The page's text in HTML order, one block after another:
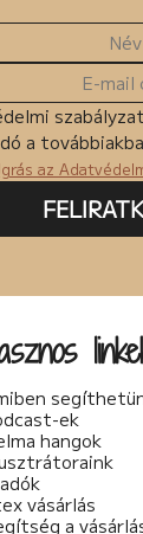
a
az
ek
hangok
vásárlás
a